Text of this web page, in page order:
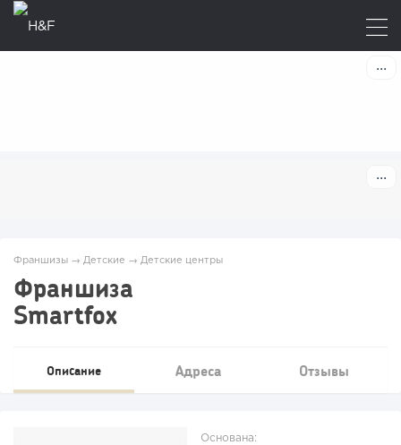
Франшизы → Детские → Детские центры
Франшиза
Smartfox
Описание Адреса Отзывы
Основана: